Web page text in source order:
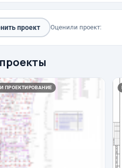
проект Оценили проект:
ПРОЕКТИРОВАНИЕ